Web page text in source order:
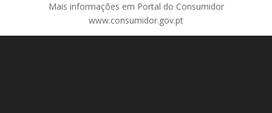
Mais informações em Portal do Consumidor
www.consumidor.gov.pt